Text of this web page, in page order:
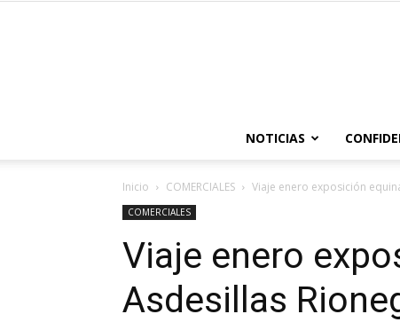
NOTICIAS
Inicio COMERCIALES Viaje enero exposición
COMERCIALES
Viaje enero
Asdesillas